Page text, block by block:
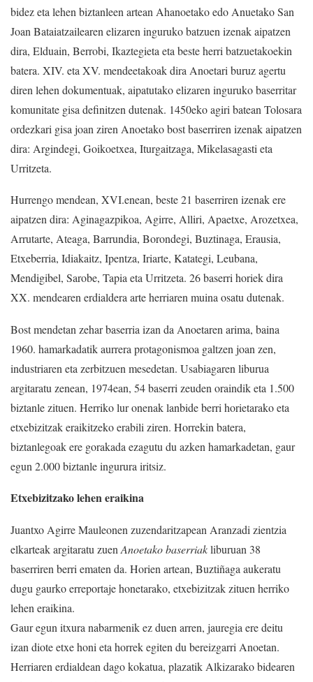
bidez eta lehen biztanleen artean Ahanoetako edo Anuetako San
Joan Bataiatzailearen elizaren inguruko batzuen izenak aipatzen
dira, Elduain, Berrobi, Ikaztegieta eta beste herri batzuetakoekin
batera. XIV. eta XV. mendeetakoak dira Anoetari buruz agertu
diren lehen dokumentuak, aipatutako elizaren inguruko baserritar
komunitate gisa definitzen dutenak. 1450eko agiri batean Tolosara
ordezkari gisa joan ziren Anoetako bost baserriren izenak aipatzen
dira: Argindegi, Goikoetxea, Iturgaitzaga, Mikelasagasti eta
Urritzeta.
Hurrengo mendean, XVI.enean, beste 21 baserriren izenak ere
aipatzen dira: Aginagazpikoa, Agirre, Alliri, Apaetxe, Arozetxea,
Arrutarte, Ateaga, Barrundia, Borondegi, Buztinaga, Erausia,
Etxeberria, Idiakaitz, Ipentza, Iriarte, Katategi, Leubana,
Mendigibel, Sarobe, Tapia eta Urritzeta. 26 baserri horiek dira
XX. mendearen erdialdera arte herriaren muina osatu dutenak.
Bost mendetan zehar baserria izan da Anoetaren arima, baina
1960. hamarkadatik aurrera protagonismoa galtzen joan zen,
industriaren eta zerbitzuen mesedetan. Usabiagaren liburua
argitaratu zenean, 1974ean, 54 baserri zeuden oraindik eta 1.500
biztanle zituen. Herriko lur onenak lanbide berri horietarako eta
etxebizitzak eraikitzeko erabili ziren. Horrekin batera,
biztanlegoak ere gorakada ezagutu du azken hamarkadetan, gaur
egun 2.000 biztanle ingurura iritsiz.
Etxebizitzako lehen eraikina
Juantxo Agirre Mauleonen zuzendaritzapean Aranzadi zientzia
elkarteak argitaratu zuen Anoetako baserriakliburuan 38
baserriren berri ematen da. Horien artean, Buztiñaga aukeratu
dugu gaurko erreportaje honetarako, etxebizitzak zituen herriko
lehen eraikina.
Gaur egun itxura nabarmenik ez duen arren, jauregia ere deitu
izan diote etxe honi eta horrek egiten du bereizgarri Anoetan.
Herriaren erdialdean dago kokatua, plazatik Alkizarako bidearen